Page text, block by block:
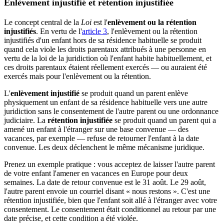
Enlèvement injustifié et rétention injustifiée
Le concept central de la Loi est l'enlèvement ou la rétention
injustifiés. En vertu de l'article 3, l'enlèvement ou la rétention
injustifiés d'un enfant hors de sa résidence habituelle se produit
quand cela viole les droits parentaux attribués à une personne en
vertu de la loi de la juridiction où l'enfant habite habituellement, et
ces droits parentaux étaient réellement exercés — ou auraient été
exercés mais pour l'enlèvement ou la rétention.
L'enlèvement injustifié se produit quand un parent enlève
physiquement un enfant de sa résidence habituelle vers une autre
juridiction sans le consentement de l'autre parent ou une ordonnance
judiciaire. La rétention injustifiée se produit quand un parent qui a
amené un enfant à l'étranger sur une base convenue — des
vacances, par exemple — refuse de retourner l'enfant à la date
convenue. Les deux déclenchent le même mécanisme juridique.
Prenez un exemple pratique : vous acceptez de laisser l'autre parent
de votre enfant l'amener en vacances en Europe pour deux
semaines. La date de retour convenue est le 31 août. Le 29 août,
l'autre parent envoie un courriel disant « nous restons ». C'est une
rétention injustifiée, bien que l'enfant soit allé à l'étranger avec votre
consentement. Le consentement était conditionnel au retour par une
date précise, et cette condition a été violée.